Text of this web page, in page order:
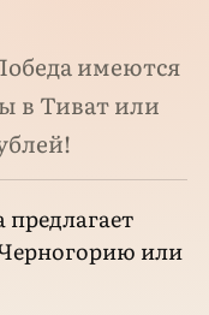
имеются
в Тиват или
или